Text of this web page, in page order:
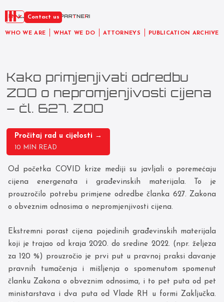
WHO WE ARE WHAT WE DO ATTORNEYS PUBLICATION ARCHIVE
EN Contact us
Kako primjenjivati odredbu
ZOO o nepromjenjivosti cijena
– čl. 627. ZOO
Pročitaj rad u cijelosti →
10 MIN READ
Od početka COVID krize mediji su javljali o poremećaju
cijena energenata i građevinskih materijala. To je
prouzročilo potrebu primjene odredbe članka 627. Zakona
o obveznim odnosima o nepromjenjivosti cijena.
Ekstremni porast cijena pojedinih građevinskih materijala
koji je trajao od kraja 2020. do sredine 2022. (npr. željeza
za 120 %) prouzročio je prvi put u pravnoj praksi davanje
pravnih tumačenja i mišljenja o spomenutom spomenut
članku Zakona o obveznim odnosima, i to pet puta od pet
ministarstava i dva puta od Vlade RH u formi Zaključka.